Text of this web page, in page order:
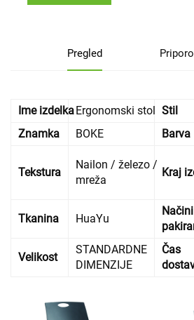
Pregled
Ime izdelkaErgonomski stol Stil
Znamka
BOKE Barva
Tekstura
Nailon / železo /
mreža
Kraj
Tkanina HuaYu
Načini
Velikost
STANDARDNE
DIMENZIJE
Čas